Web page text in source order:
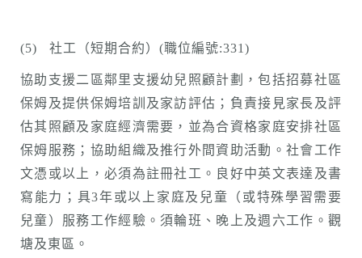
(5) 社工（短期合約）(職位編號:331)
協助支援二區鄰里支援幼兒照顧計劃，包括招募社區
保姆及提供保姆培訓及家訪評估；負責接見家長及評
估其照顧及家庭經濟需要，並為合資格家庭安排社區
保姆服務；協助組織及推行外間資助活動。社會工作
文憑或以上，必須為註冊社工。良好中英文表達及書
寫能力；具3年或以上家庭及兒童（或特殊學習需要
兒童）服務工作經驗。須輪班、晚上及週六工作。觀
塘及東區。